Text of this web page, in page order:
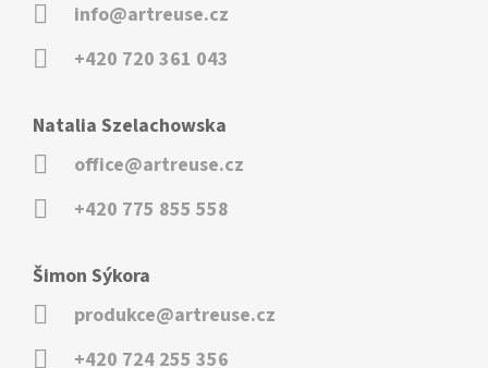
info@artreuse.cz
+420 720 361 043
Natalia Szelachowska
office@artreuse.cz
+420 775 855 558
Šimon Sýkora
produkce@artreuse.cz
+420 724 255 356